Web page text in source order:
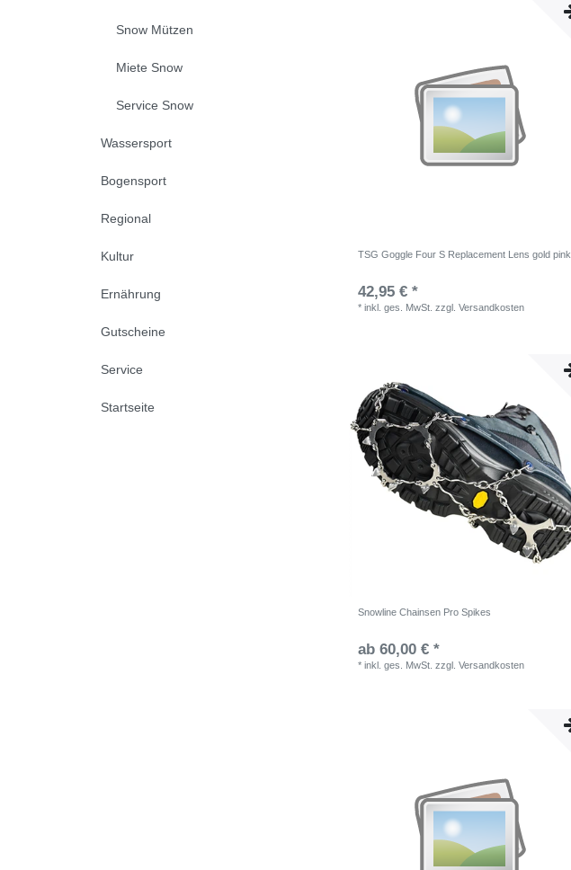
Snow Mützen
Miete Snow
Service Snow
Wassersport
Bogensport
Regional
Kultur
Ernährung
Gutscheine
Service
Startseite
TSG Goggle Four S Replacement Lens gold pink
42,95 € *
*inkl. ges. MwSt. zzgl.Versandkosten
Snowline Chainsen Pro Spikes
ab 60,00 € *
*inkl. ges. MwSt. zzgl.Versandkosten